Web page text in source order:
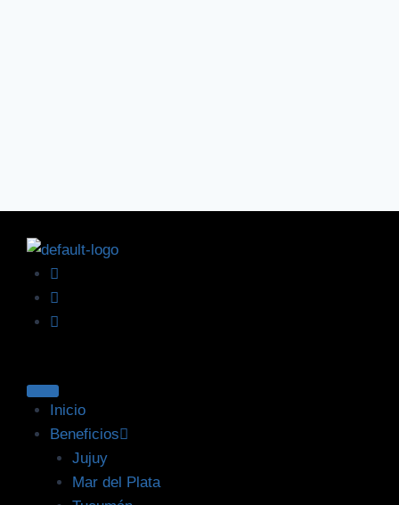
Inicio
Beneficios
Jujuy
Mar del Plata